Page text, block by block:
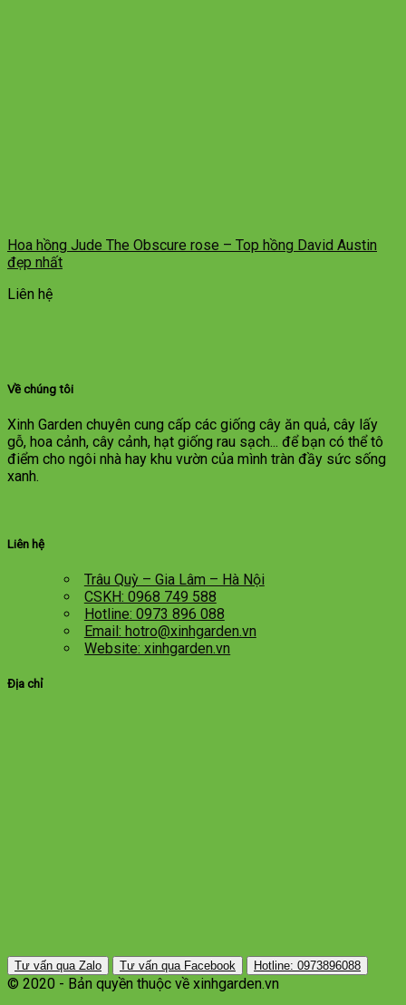
Hoa hồng Jude The Obscure rose – Top hồng David Austin
đẹp nhất
Liên hệ
Về chúng tôi
Xinh Garden chuyên cung cấp các giống cây ăn quả, cây lấy
gỗ, hoa cảnh, cây cảnh, hạt giống rau sạch... để bạn có thể tô
điểm cho ngôi nhà hay khu vườn của mình tràn đầy sức sống
xanh.
Liên hệ
Trâu Quỳ – Gia Lâm – Hà Nội
CSKH: 0968 749 588
Hotline: 0973 896 088
Email: hotro@xinhgarden.vn
Website: xinhgarden.vn
Địa chỉ
Tư vấn qua Zalo Tư vấn qua Facebook Hotline: 0973896088
© 2020 - Bản quyền thuộc về xinhgarden.vn